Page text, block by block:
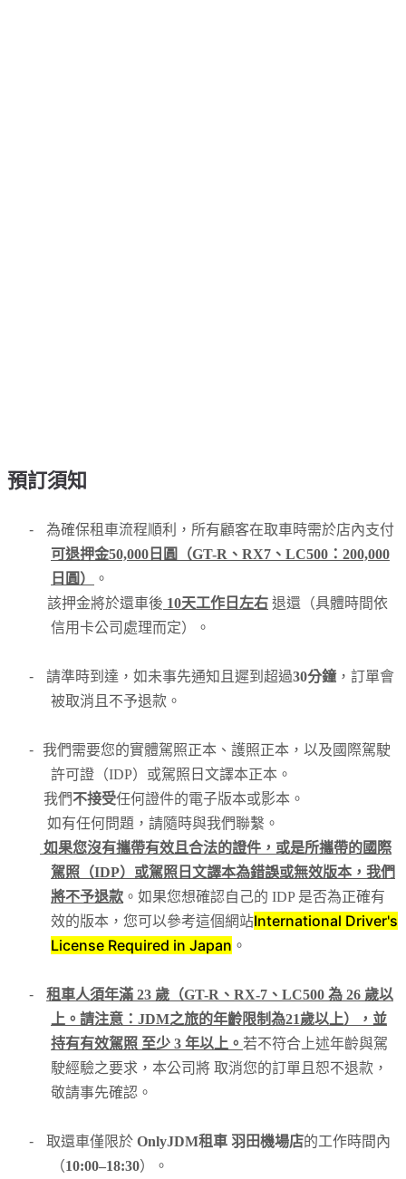
預訂須知
-
為確保租車流程順利，所有顧客在取車時需於店內支付
可退押金50,000日圓（GT-R、RX7、LC500：200,000
日圓）
。
該押金將於還車後 10天工作日左右 退還（具體時間依
信用卡公司處理而定）。
- 請準時到達，如未事先通知且遲到超過30分鐘 ，訂單會
被取消且不予退款。
- 我們需要您的實體駕照正本、護照正本，以及國際駕駛
許可證（IDP）或駕照日文譯本正本。
我們不接受任何證件的電子版本或影本。
如有任何問題，請隨時與我們聯繫。
如果您沒有攜帶有效且合法的證件，或是所攜帶的國際
駕照（IDP）或駕照日文譯本為錯誤或無效版本，我們
將不予退款 。如果您想確認自己的 IDP 是否為正確有
效的版本，您可以參考這個網站International Driver's
License Required in Japan 。
-
租車人須年滿 23 歲（GT-R、RX-7、LC500 為 26 歲以
上。請注意：JDM之旅的年齡限制為21歲以上），並
持有有效駕照 至少 3 年以上。 若不符合上述年齡與駕
駛經驗之要求，本公司將 取消您的訂單且恕不退款，
敬請事先確認。
- 取還車僅限於 OnlyJDM租車 羽田機場店的工作時間內
（10:00–18:30）。